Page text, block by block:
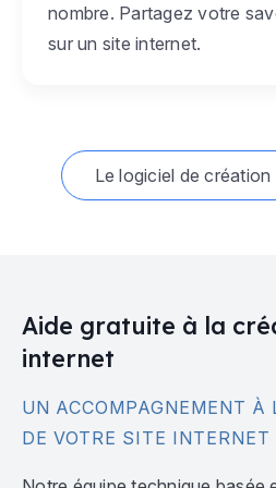
nombre. Partagez votre
sur un site internet.
Le logiciel de
Aide gratuite à la
internet
UN ACCOMPAGNEMENT
DE VOTRE SITE INTERNET